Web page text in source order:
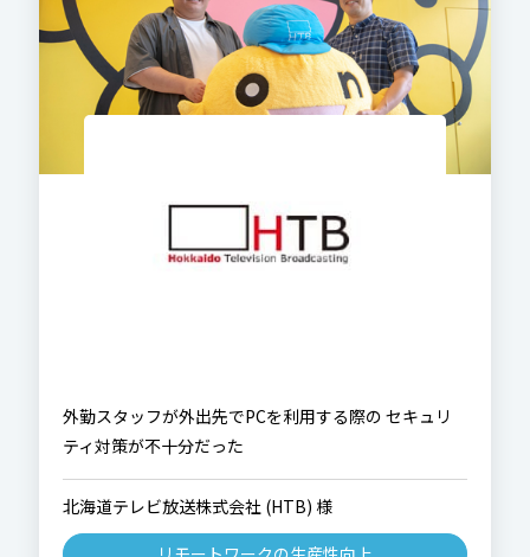
外勤スタッフが外出先でPCを利用する際の セキュリ
ティ対策が不十分だった
北海道テレビ放送株式会社 (HTB) 様